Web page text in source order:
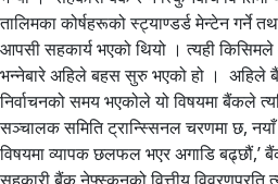
तालिमका कोर्षहरूको स्ट्याण्डर्ड मेन्टेन गर्ने
आपसी सहकार्य भएको थियो । त्यही किसिमले
भन्नेबारे अहिले बहस सुरु भएको हो । अहिले
निर्वाचनको समय भएकोले यो विषयमा बैंकले
सञ्चालक समिति ट्रान्स्सिनल चरणमा छ,
विषयमा व्यापक छलफल भएर अगाडि बढ्छौं,’